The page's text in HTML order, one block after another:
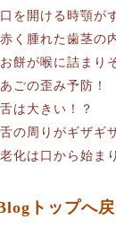
口を開ける時顎が
赤く腫れた歯茎の
お餅が喉に詰まり
あごの歪み予防！
舌は大きい！？
舌の周りがギザギ
老化は口から始ま
トップへ